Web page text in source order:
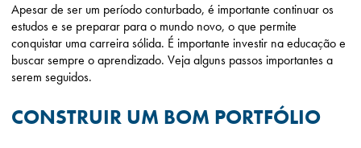
Apesar de ser um período conturbado, é importante continuar os
estudos e se preparar para o mundo novo, o que permite
conquistar uma carreira sólida. É importante investir na educação e
buscar sempre o aprendizado. Veja alguns passos importantes a
serem seguidos.
CONSTRUIR UM BOM PORTFÓLIO